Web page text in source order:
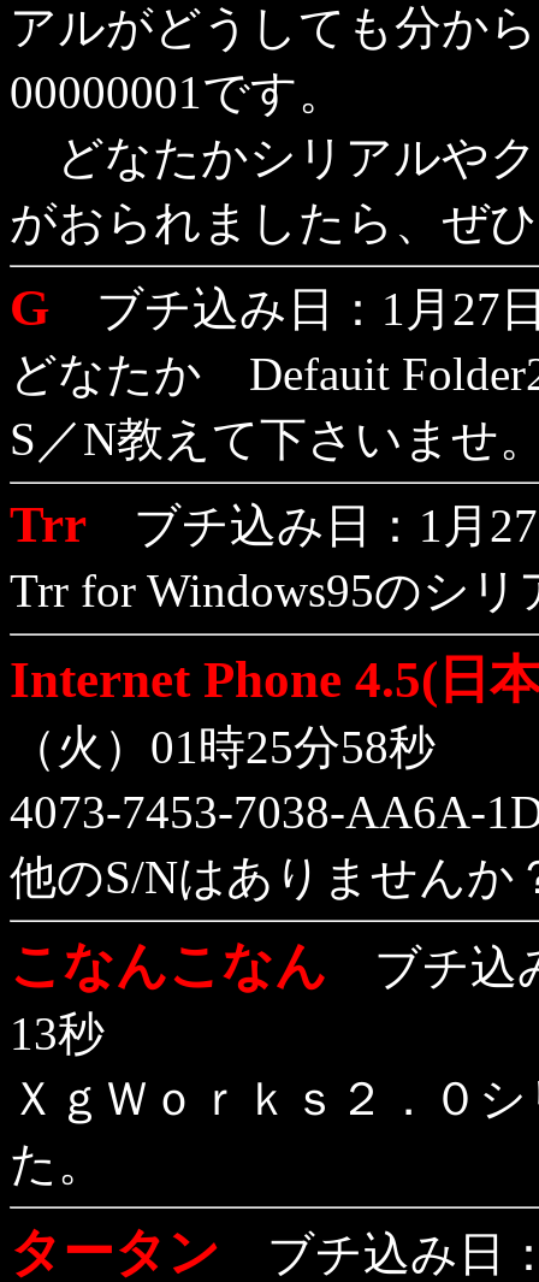
アルがどうしても分か
00000001です。
どなたかシリアルや
がおられましたら、ぜ
G ブチ込み日：1月27
どなたか Defauit
S／N教えて下さいませ
Trr ブチ込み日：1月
Trr for Windows95のシ
Internet Phone 4.5(日
（火）01時25分58秒
4073-7453-7038-AA6A-
他のS/Nはありませんか
こなんこなん ブチ込
13秒
ＸｇＷｏｒｋｓ２．０
た。
タータン ブチ込み日